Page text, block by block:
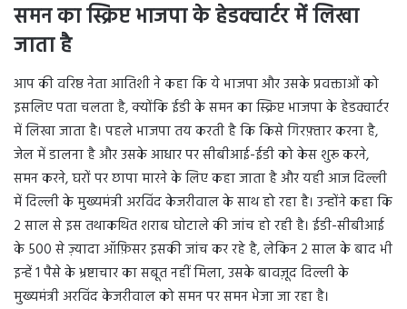
समन का स्क्रिप्ट भाजपा के हेडक्वार्टर में लिखा
जाता है
आप की वरिष्ठ नेता आतिशी ने कहा कि ये भाजपा और उसके प्रवक्ताओं को
इसलिए पता चलता है, क्योंकि ईडी के समन का स्क्रिप्ट भाजपा के हेडक्वार्टर
में लिखा जाता है। पहले भाजपा तय करती है कि किसे गिरफ़्तार करना है,
जेल में डालना है और उसके आधार पर सीबीआई-ईडी को केस शुरू करने,
समन करने, घरों पर छापा मारने के लिए कहा जाता है और यही आज दिल्ली
में दिल्ली के मुख्यमंत्री अरविंद केजरीवाल के साथ हो रहा है। उन्होंने कहा कि
2 साल से इस तथाकथित शराब घोटाले की जांच हो रही है। ईडी-सीबीआई
के 500 से ज़्यादा ऑफ़िसर इसकी जांच कर रहे है, लेकिन 2 साल के बाद भी
इन्हें 1 पैसे के भ्रष्टाचार का सबूत नहीं मिला, उसके बावज़ूद दिल्ली के
मुख्यमंत्री अरविंद केजरीवाल को समन पर समन भेजा जा रहा है।